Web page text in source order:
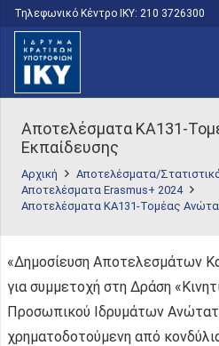
Τηλεφωνικό Κέντρο IKY: 210 3726300
Αποτελέσματα ΚΑ131-
Εκπαίδευσης
Αρχική
Αποτελέσματα/
Αποτελέσματα Erasmus+ 2024
Αποτελέσματα ΚΑ131-Τομέας
«Δημοσίευση Αποτελεσμάτων
για συμμετοχή στη Δράση
Προσωπικού Ιδρυμάτων
χρηματοδοτούμενη από